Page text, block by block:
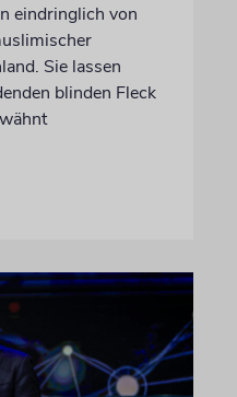
eindringlich von
Sie lassen
blinden Fleck